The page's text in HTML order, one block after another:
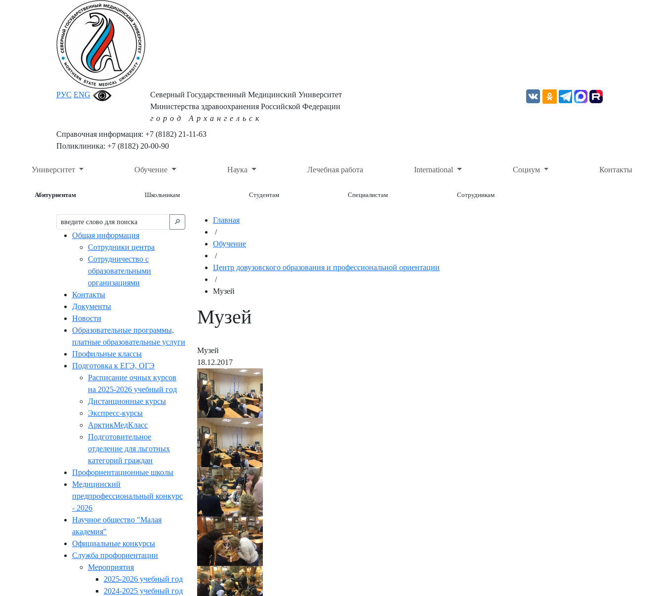
РУС ENG
Северный Государственный Медицинский Университет
Министерства здравоохранения Российской Федерации
город Архангельск
Справочная информация: +7 (8182) 21-11-63
Поликлиника: +7 (8182) 20-00-90
Университет Обучение Наука Лечебная работа International Социум Контакты
Абитуриентам Школьникам Студентам Специалистам Сотрудникам
🔎︎
Общая информация
Сотрудники центра
Сотрудничество с
образовательными
организациями
Контакты
Документы
Новости
Образовательные программы,
платные образовательные услуги
Профильные классы
Подготовка к ЕГЭ, ОГЭ
Расписание очных курсов
на 2025-2026 учебный год
Дистанционные курсы
Экспресс-курсы
АрктикМедКласс
Подготовительное
отделение для льготных
категорий граждан
Профориентационные школы
Медицинский
предпрофессиональный конкурс
- 2026
Научное общество "Малая
академия"
Официальные конкурсы
Служба профориентации
Мероприятия
2025-2026 учебный год
2024-2025 учебный год
Главная
/
Обучение
/
Центр довузовского образования и профессиональной ориентации
/
Музей
Музей
Музей
18.12.2017